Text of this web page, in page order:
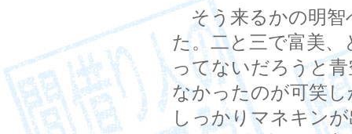
そう来るかの明智
た。二と三で富美
ってないだろうと
なかったのが可笑
しっかりマネキン